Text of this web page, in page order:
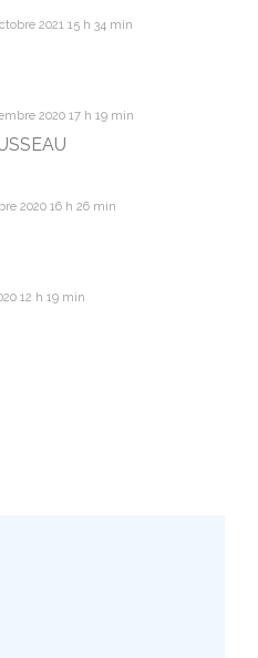
2021 15 h 34 min
2020 17 h 19 min
2020 16 h 26 min
12 h 19 min